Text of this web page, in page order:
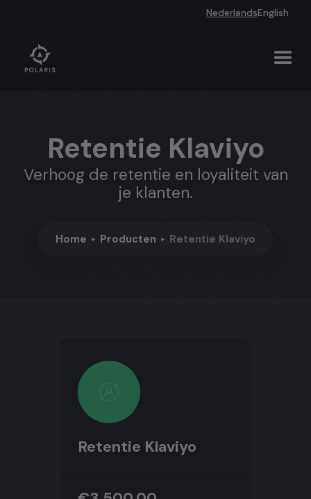
NederlandsEnglish
Retentie Klaviyo
Verhoog de retentie en loyaliteit van
je klanten.
Home Producten Retentie Klaviyo
Retentie Klaviyo